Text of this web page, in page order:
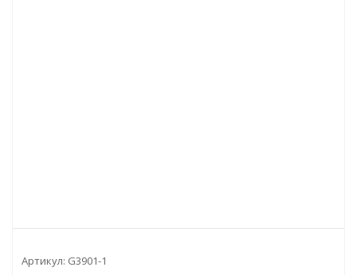
Артикул: G3901-1